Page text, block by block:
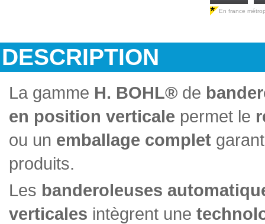
En france
DESCRIPTION
La gamme H. BOHL® de
en position verticale permet le
ou un emballage complet
produits.
Les banderoleuses
verticales intègrent une